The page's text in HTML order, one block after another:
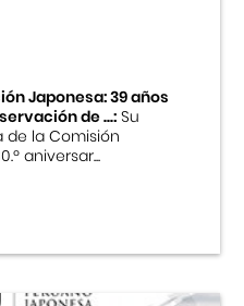
Japonesa: 39 años
de ...:Su
la Comisión
aniversar...